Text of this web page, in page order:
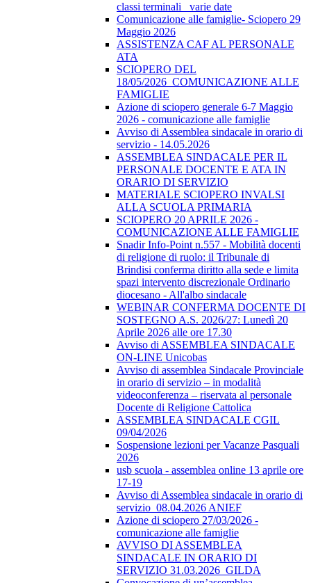
classi terminali_ varie date
Comunicazione alle famiglie- Sciopero 29
Maggio 2026
ASSISTENZA CAF AL PERSONALE
ATA
SCIOPERO DEL
18/05/2026_COMUNICAZIONE ALLE
FAMIGLIE
Azione di sciopero generale 6-7 Maggio
2026 - comunicazione alle famiglie
Avviso di Assemblea sindacale in orario di
servizio - 14.05.2026
ASSEMBLEA SINDACALE PER IL
PERSONALE DOCENTE E ATA IN
ORARIO DI SERVIZIO
MATERIALE SCIOPERO INVALSI
ALLA SCUOLA PRIMARIA
SCIOPERO 20 APRILE 2026 -
COMUNICAZIONE ALLE FAMIGLIE
Snadir Info-Point n.557 - Mobilità docenti
di religione di ruolo: il Tribunale di
Brindisi conferma diritto alla sede e limita
spazi intervento discrezionale Ordinario
diocesano - All'albo sindacale
WEBINAR CONFERMA DOCENTE DI
SOSTEGNO A.S. 2026/27: Lunedì 20
Aprile 2026 alle ore 17.30
Avviso di ASSEMBLEA SINDACALE
ON-LINE Unicobas
Avviso di assemblea Sindacale Provinciale
in orario di servizio – in modalità
videoconferenza – riservata al personale
Docente di Religione Cattolica
ASSEMBLEA SINDACALE CGIL
09/04/2026
Sospensione lezioni per Vacanze Pasquali
2026
usb scuola - assemblea online 13 aprile ore
17-19
Avviso di Assemblea sindacale in orario di
servizio_08.04.2026 ANIEF
Azione di sciopero 27/03/2026 -
comunicazione alle famiglie
AVVISO DI ASSEMBLEA
SINDACALE IN ORARIO DI
SERVIZIO 31.03.2026_GILDA